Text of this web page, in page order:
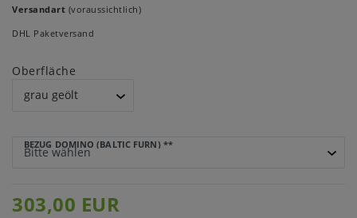
Versandart (voraussichtlich)
DHL Paketversand
Oberfläche
BEZUG DOMINO (BALTIC FURN) **
303,00 EUR